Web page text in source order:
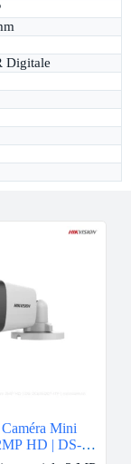
Digitale
Mini
HD | DS-